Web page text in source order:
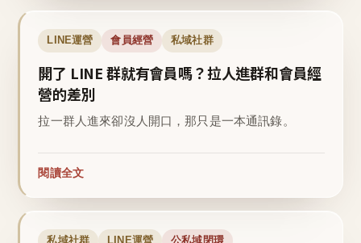
LINE運營 會員經營 私域社群
開了 LINE 群就有會員嗎？拉人進群和會員經
營的差別
拉一群人進來卻沒人開口，那只是一本通訊錄。
閱讀全文